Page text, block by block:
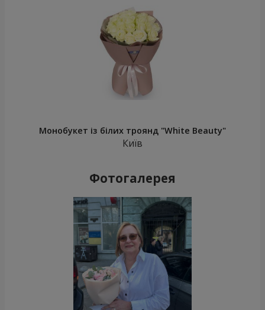
Монобукет із білих троянд "White Beauty"
Київ
Фотогалерея